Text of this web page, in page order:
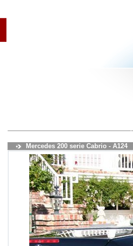
Mercedes 200 serie Cabrio - A124